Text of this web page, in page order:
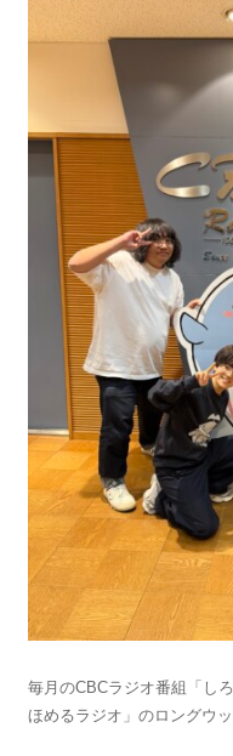
毎月のCBCラジオ番組「し
ほめるラジオ」のロングウッ